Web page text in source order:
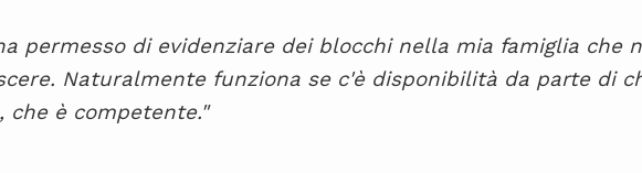
permesso di evidenziare dei blocchi nella mia famiglia che
Naturalmente funziona se c'è disponibilità da parte di
che è competente."